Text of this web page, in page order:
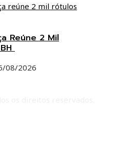
Reúne 2 Mil
08/2026